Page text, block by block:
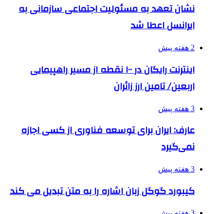
نشان تعهد به مسئولیت اجتماعی سازمانی به
ایرانسل اعطا شد
2 هفته پیش
اینترنت رایگان در ۱۰۰ نقطه از مسیر راهپیمایی
اربعین/ تامین ارز زائران
3 هفته پیش
عارف: ایران برای توسعه فناوری از کسی اجازه
نمی‌گیرد
3 هفته پیش
کیبورد گوگل زبان اشاره را به متن تبدیل می کند